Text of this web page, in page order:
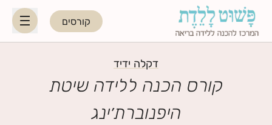
קורסים
היפנוברת׳ינג
דקלה ידיד
קורס הכנה ללידה שיטת
היפנוברת׳ינג